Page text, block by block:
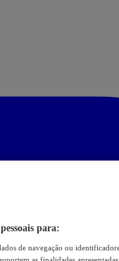
para:
de navegação ou